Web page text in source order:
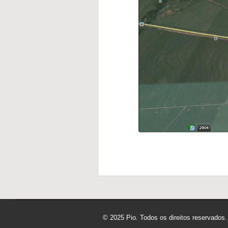
© 2025 Pio. Todos os direitos reservados.